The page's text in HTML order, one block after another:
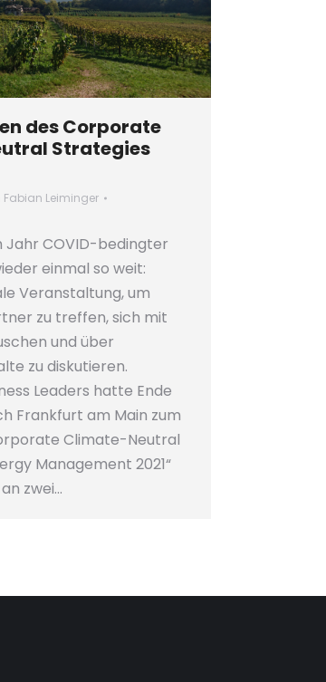
des Corporate
Strategies
Fabian Leiminger
Jahr COVID-bedingter
einmal so weit:
Veranstaltung, um
zu treffen, sich mit
und über
zu diskutieren.
Leaders hatte Ende
Frankfurt am Main zum
Climate-Neutral
Management 2021“
zwei…